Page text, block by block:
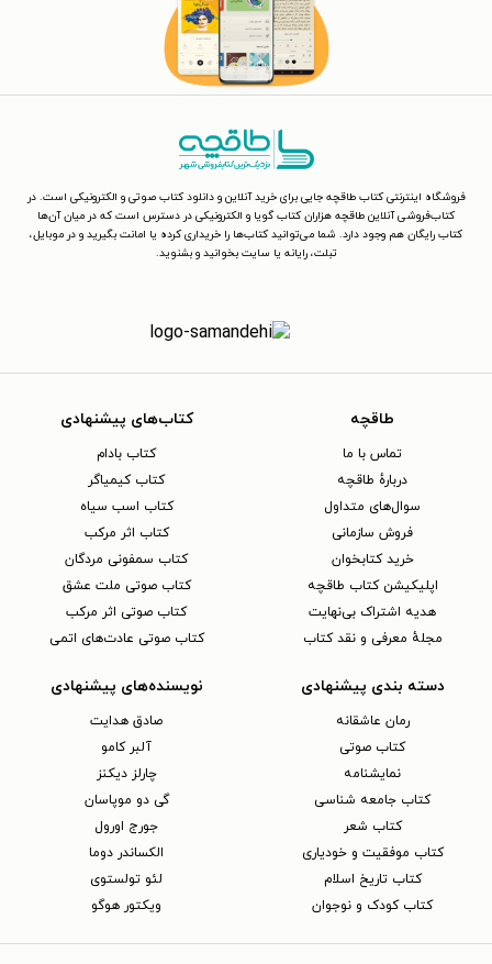
فروشگاه اینترنتی کتاب طاقچه جایی برای خرید آنلاین و دانلود کتاب صوتی و الکترونیکی است. در
کتاب‌فروشی آنلاین طاقچه هزاران کتاب گویا و الکترونیکی در دسترس است که در میان آن‌ها
کتاب رایگان هم وجود دارد. شما می‌توانید کتاب‌ها را خریداری کرده یا امانت بگیرید و در موبایل،
تبلت، رایانه یا سایت بخوانید و بشنوید.
طاقچه
تماس با ما
دربارهٔ طاقچه
سوال‌های متداول
فروش سازمانی
خرید کتابخوان
اپلیکیشن کتاب طاقچه
هدیه اشتراک بی‌نهایت
مجلهٔ معرفی و نقد کتاب
کتاب‌های پیشنهادی
کتاب بادام
کتاب کیمیاگر
کتاب اسب سیاه
کتاب اثر مرکب
کتاب سمفونی مردگان
کتاب صوتی ملت عشق
کتاب صوتی اثر مرکب
کتاب صوتی عادت‌های اتمی
دسته بندی پیشنهادی
رمان عاشقانه
کتاب‌ صوتی
نمایشنامه
کتاب جامعه شناسی
کتاب شعر
کتاب موفقیت و خودیاری
کتاب تاریخ اسلام
کتاب کودک و نوجوان
نویسنده‌های پیشنهادی
صادق هدایت
آلبر کامو
چارلز دیکنز
گی دو موپاسان
جورج اورول
الکساندر دوما
لئو تولستوی
ویکتور هوگو